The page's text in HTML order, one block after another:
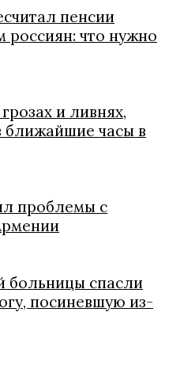
пенсии
россиян: что нужно
и ливнях,
ближайшие часы в
проблемы с
больницы спасли
посиневшую из-